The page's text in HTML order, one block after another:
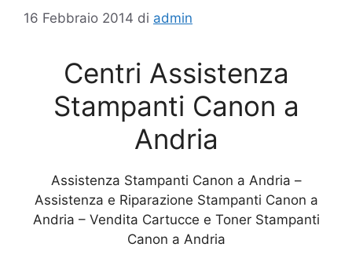
16 Febbraio 2014 di admin
Centri Assistenza
Stampanti Canon a
Andria
Assistenza Stampanti Canon a Andria –
Assistenza e Riparazione Stampanti Canon a
Andria – Vendita Cartucce e Toner Stampanti
Canon a Andria